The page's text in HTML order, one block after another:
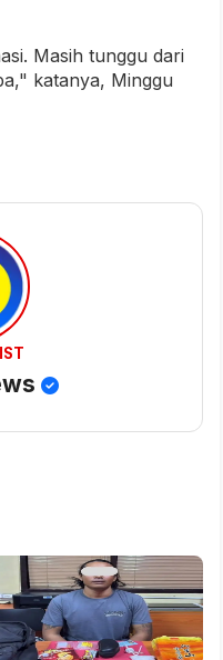
Masih tunggu dari
katanya, Minggu